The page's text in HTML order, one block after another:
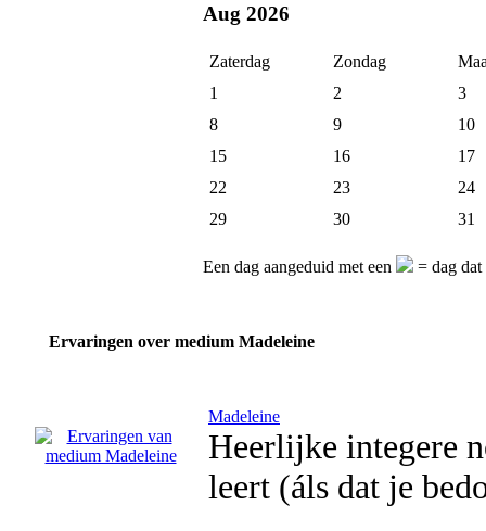
Aug 2026
Zaterdag Zondag
1
2
3
8
9
10
15
16
17
22
23
24
29
30 31
Een dag aangeduid met een = dag
Ervaringen over medium Madeleine
Madeleine
Heerlijke integere
leert (áls dat je